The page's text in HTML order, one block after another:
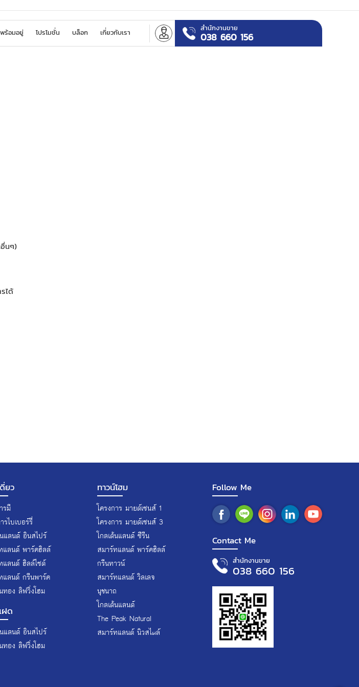
ร้อมอยู่ โปรโมชั่น บล็อก เกี่ยวกับเรา สำนักงานขาย
038 660 156
นๆ)
ได้
ยว
รมี
รไบเบอร์รี่
แลนด์ อินสไปร์
แลนด์ พาร์คฮิลล์
แลนด์ ฮิลล์ไซด์
แลนด์ กรีนพาร์ค
ทอง ลิฟวิ่งโฮม
ฝด
แลนด์ อินสไปร์
ทอง ลิฟวิ่งโฮม
ทาวน์โฮม
โครงการ มายด์เซนส์ 1
โครงการ มายด์เซนส์ 3
โกลเด้นแลนด์ ซีรีน
สมาร์ทแลนด์ พาร์คฮิลล์
กรีนทาวน์
สมาร์ทแลนด์ วิลเลจ
นุชนาถ
โกลเด้นแลนด์
The Peak Natural
สมาร์ทแลนด์ นิวสไตล์
Follow Me
Contact Me
สำนักงานขาย
038 660 156